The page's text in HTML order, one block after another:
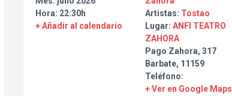
Hora: 22:30h
+ Añadir al calendario
Artistas: Tostao
Lugar: ANFI TEATRO
ZAHORA
Pago Zahora, 317
Barbate, 11159
Teléfono:
+ Ver en Google Maps